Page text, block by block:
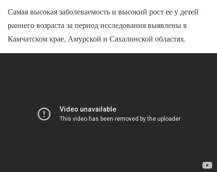
Самая высокая заболеваемость и высокий рост ее у детей
раннего возраста за период исследования выявлены в
Камчатском крае, Амурской и Сахалинской областях.